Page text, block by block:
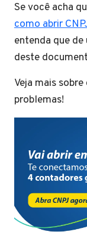
Se você acha
como abrir
entenda que
deste
Veja mais
problemas!